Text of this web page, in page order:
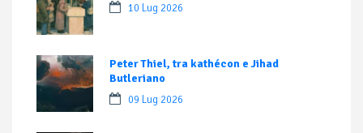
10 Lug 2026
Peter Thiel, tra kathécon e Jihad
Butleriano
09 Lug 2026